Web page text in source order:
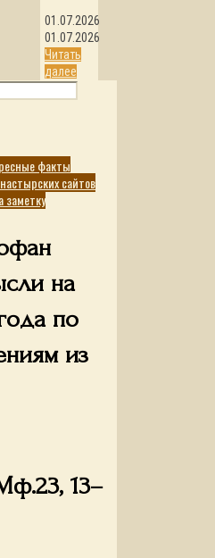
01.07.2026
01.07.2026
Читать
далее
факты
сайтов
заметку
на
по
из
13–